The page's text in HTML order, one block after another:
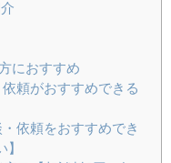
におすすめ
頼がおすすめできる
依頼をおすすめでき